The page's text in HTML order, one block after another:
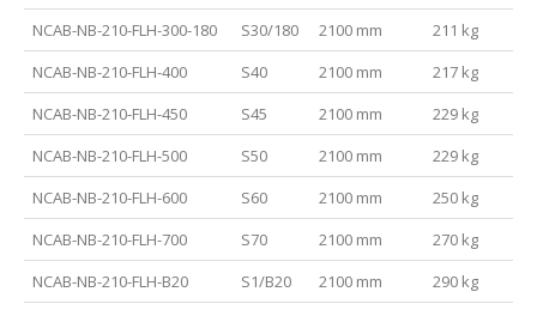
NCAB-NB-210-FLH-300-180
S30/180 2100 mm
211 kg
NCAB-NB-210-FLH-400
S40 2100 mm
217 kg
NCAB-NB-210-FLH-450
S45 2100 mm
229 kg
NCAB-NB-210-FLH-500
S50 2100 mm
229 kg
NCAB-NB-210-FLH-600
S60 2100 mm
250 kg
NCAB-NB-210-FLH-700
S70 2100 mm
270 kg
NCAB-NB-210-FLH-B20
S1/B20 2100 mm
290 kg